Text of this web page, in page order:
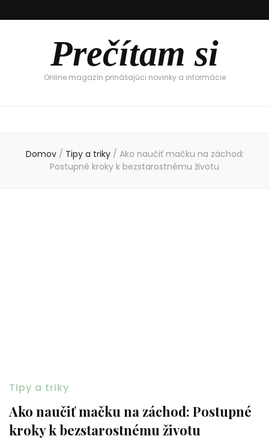
Prečítam si
Online magazín prinášajúci novinky a informácie
Domov / Tipy a triky / Ako naučiť mačku na záchod:
Postupné kroky k bezstarostnému životu
Tipy a triky
Ako naučiť mačku na záchod: Postupné
kroky k bezstarostnému životu